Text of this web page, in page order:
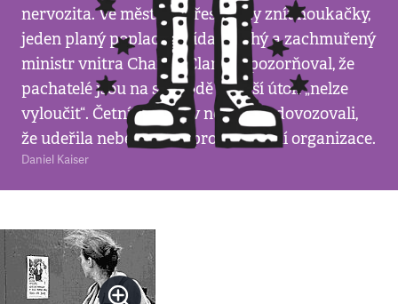
nervozita. Ve městě nepřestávaly znít houkačky,
jeden planý poplach střídal druhý a zachmuřený
ministr vnitra Charles Clarke upozorňoval, že
pachatelé jsou na svobodě a další útok „nelze
vyloučit“. Četní experti v novinách dovozovali,
že udeřila nebezpečná, profesionální organizace.
Daniel Kaiser